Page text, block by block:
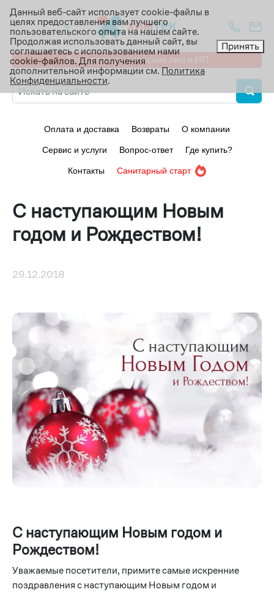
Ваш город:
Вход для юридических лиц и ИП
Оплата и доставка Возвраты О компании
Сервис и услуги Вопрос-ответ Где купить?
Контакты Санитарный старт
С наступающим Новым
годом и Рождеством!
29.12.2018
С наступающим Новым годом и
Рождеством!
Уважаемые посетители, примите самые искренние
поздравления с наступающим Новым годом и
Данный веб-сайт использует cookie-файлы в
целях предоставления вам лучшего
пользовательского опыта на нашем сайте.
Продолжая использовать данный сайт, вы
соглашаетесь с использованием нами
cookie-файлов. Для получения
дополнительной информации см.Политика
Конфиденциальности.
Принять